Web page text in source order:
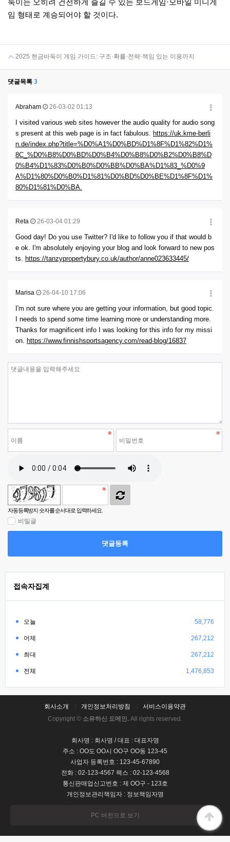
둑이는 오히려 건전하게 즐길 수 있는 보드게임·모바일 미니게
임 형태로 계승되어야 할 것이다.
2025 현금바둑이 게임 가이드: 구조·확률·전략·책임 있는 이용까지
댓글목록 3
Abraham 26-03-02 01:13
I visited various web sites however the audio quality for audio song
s present at this web page is in fact fabulous. https://uk.kme-berli
n.de/index.php?title=%D0%A1%D0%BD%D1%8F%D1%82%D1%
8C_%D0%B8%D0%BD%D0%B4%D0%B8%D0%B2%D0%B8%D
0%B4%D1%83%D0%B0%D0%BB%D0%BA%D1%83_%D0%9
A%D1%80%D0%B0%D1%81%D0%BD%D0%BE%D1%8F%D1%
80%D1%81%D0%BA.
Reta 26-03-04 01:29
Good day! Do you use Twitter? I'd like to follow you if that would b
e ok. I'm absolutely enjoying your blog and look forward to new pos
ts. https://tanzypropertybury.co.uk/author/anne023633445/
Marisa 26-04-10 17:06
I'm not sure where you are getting your information, but good topic.
I needs to spend some time learning more or understanding more.
Thanks for magnificent info I was looking for this info for my missi
on. https://www.finnishsportsagency.com/read-blog/16837
자동등록방지 숫자를 순서대로 입력하세요.
비밀글
댓글등록
접속자집계
오늘 58,776
어제 267,212
최대 267,212
전체 1,476,853
회사소개 개인정보처리방침
서비스이용약관
Copyright © 소유하신 도메인. All rights reserved.
회사명 : 회사명 / 대표 : 대표자명
주소 : OO도 OO시 OO구 OO동 123-45
사업자 등록번호 : 123-45-67890
전화 : 02-123-4567 팩스 : 02-123-4568
통신판매업신고번호 : 제 OO구 - 123호
개인정보관리책임자 : 정보책임자명
PC 버전으로 보기